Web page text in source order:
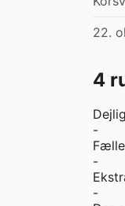
22.
4
-
-
-